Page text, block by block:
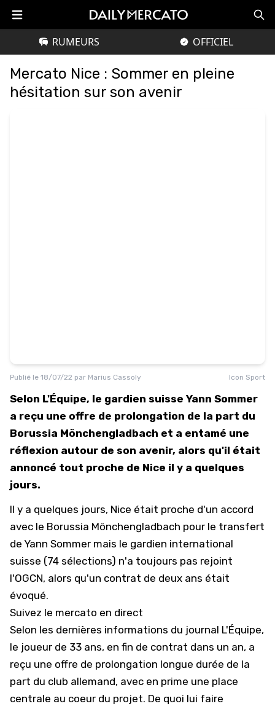
RUMEURS OFFICIEL
Mercato Nice : Sommer en pleine
hésitation sur son avenir
Publié le 18/07/22 par Marius Cassoly Icon Sport
Selon L'Équipe, le gardien suisse Yann Sommer
a reçu une offre de prolongation de la part du
Borussia Mönchengladbach et a entamé une
réflexion autour de son avenir, alors qu'il était
annoncé tout proche de Nice il y a quelques
jours.
Il y a quelques jours, Nice était proche d'un accord
avec le Borussia Mönchengladbach pour le transfert
de Yann Sommer mais le gardien international
suisse (74 sélections) n'a toujours pas rejoint
l'OGCN, alors qu'un contrat de deux ans était
évoqué.
Suivez le mercato en direct
Selon les dernières informations du journal L'Équipe,
le joueur de 33 ans, en fin de contrat dans un an, a
reçu une offre de prolongation longue durée de la
part du club allemand, avec en prime une place
centrale au coeur du projet. De quoi lui faire